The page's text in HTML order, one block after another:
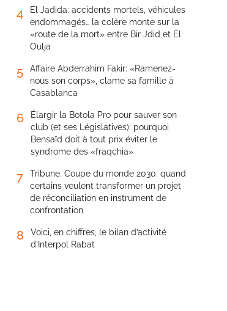
4
El Jadida: accidents mortels, véhicules
endommagés… la colère monte sur la
«route de la mort» entre Bir Jdid et El
Oulja
5
Affaire Abderrahim Fakir: «Ramenez-
nous son corps», clame sa famille à
Casablanca
6
Élargir la Botola Pro pour sauver son
club (et ses Législatives): pourquoi
Bensaïd doit à tout prix éviter le
syndrome des «fraqchia»
7
Tribune. Coupe du monde 2030: quand
certains veulent transformer un projet
de réconciliation en instrument de
confrontation
8
Voici, en chiffres, le bilan d’activité
d’Interpol Rabat